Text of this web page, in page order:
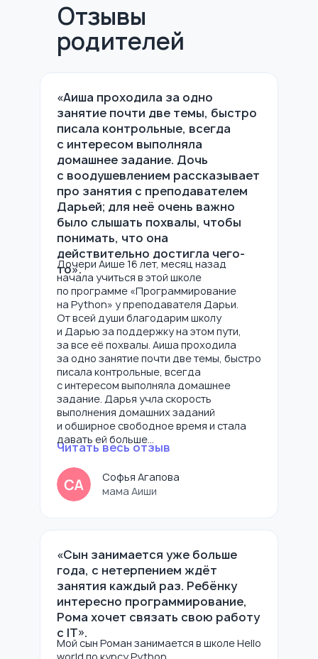
«Сын занимается уже больше
года, с нетерпением ждёт
занятия каждый раз. Ребёнку
интересно программирование,
Рома хочет связать свою работу
с IT».
Мой сын Роман занимается в школе Hello
«Аиша проходила за одно
занятие почти две темы, быстро
писала контрольные, всегда
с интересом выполняла
домашнее задание. Дочь
с воодушевлением рассказывает
про занятия с преподавателем
Дарьей; для неё очень важно
было слышать похвалы, чтобы
понимать, что она
действительно достигла чего-
то».
Дочери Аише 16 лет, месяц назад
начала учиться в этой школе
по программе «Программирование
на Python» у преподавателя Дарьи.
От всей души благодарим школу
и Дарью за поддержку на этом пути,
за все её похвалы. Аиша проходила
за одно занятие почти две темы, быстро
писала контрольные, всегда
с интересом выполняла домашнее
задание. Дарья учла скорость
выполнения домашних заданий
и обширное свободное время и стала
давать ей больше…
Софья Агапова
мама Аиши
Читать весь отзыв
Отзывы
родителей
Запишитесь на первый урок! В нашей
школе мы стремимся раскрыть
потенциал вашего ребёнка, делая
но и увлекательным. Мы уверены, что
интерес к учёбе — это ключ
к успешному развитию, поэтому
знаний, интересы и цели, чтобы
процесс обучения был максимально
эффективным. Каждый курс в нашей
школе строится на индивидуальном
подходе, обеспечивая развитие таких
важных навыков, как логическое
мышление и креативность.
Как начать
учиться?
Консультация